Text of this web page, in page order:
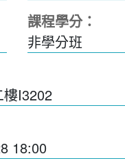
課程學分：
非學分班
I3202
18:00